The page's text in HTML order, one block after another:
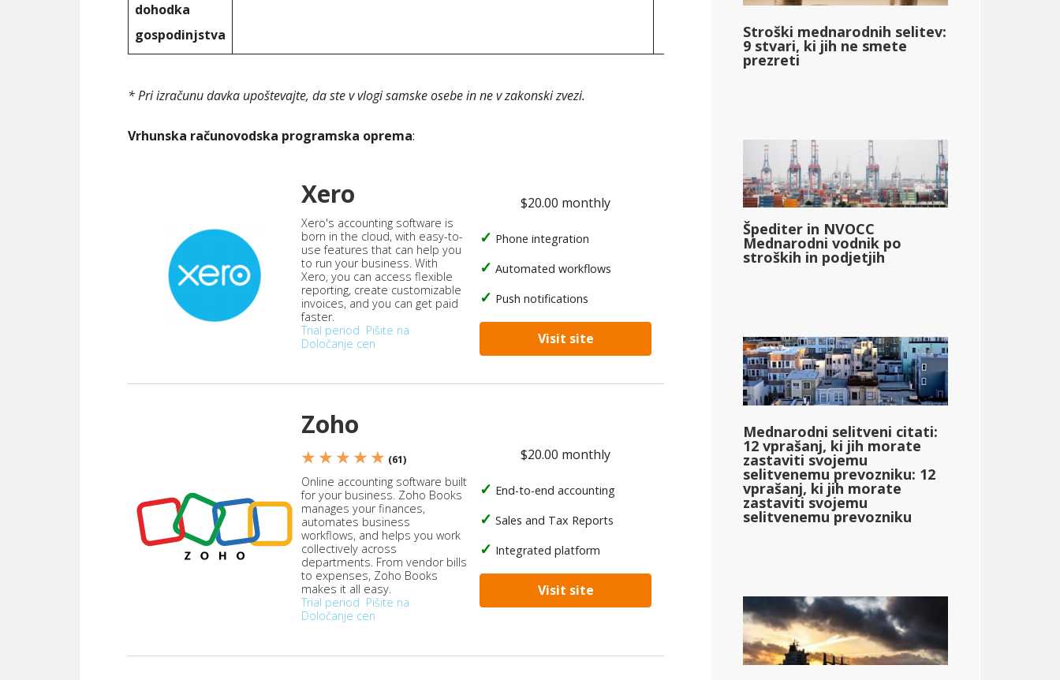
dohodka
gospodinjstva
* Pri izračunu davka upoštevajte, da ste v vlogi samske osebe in ne v zakonski zvezi.
Vrhunska računovodska programska oprema:
Xero
Xero's accounting software is
born in the cloud, with easy-to-
use features that can help you
to run your business. With
Xero, you can access flexible
reporting, create customizable
invoices, and you can get paid
faster.
Trial period Pišite na
Določanje cen
$20.00 monthly
Phone integration
Automated workflows
Push notifications
Visit site
Zoho
★ ★ ★ ★ ★ (61)
Online accounting software built
for your business. Zoho Books
manages your finances,
automates business
workflows, and helps you work
collectively across
departments. From vendor bills
to expenses, Zoho Books
makes it all easy.
Trial period Pišite na
Določanje cen
$20.00 monthly
End-to-end accounting
Sales and Tax Reports
Integrated platform
Visit site
Stroški mednarodnih selitev:
9 stvari, ki jih ne smete
prezreti
Špediter in NVOCC
Mednarodni vodnik po
stroških in podjetjih
Mednarodni selitveni citati:
12 vprašanj, ki jih morate
zastaviti svojemu
selitvenemu prevozniku: 12
vprašanj, ki jih morate
zastaviti svojemu
selitvenemu prevozniku